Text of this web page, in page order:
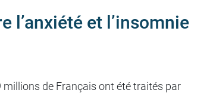
l’anxiété et l’insomnie
millions de Français ont été traités par